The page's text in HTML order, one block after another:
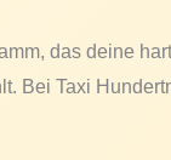
das deine
Bei Taxi